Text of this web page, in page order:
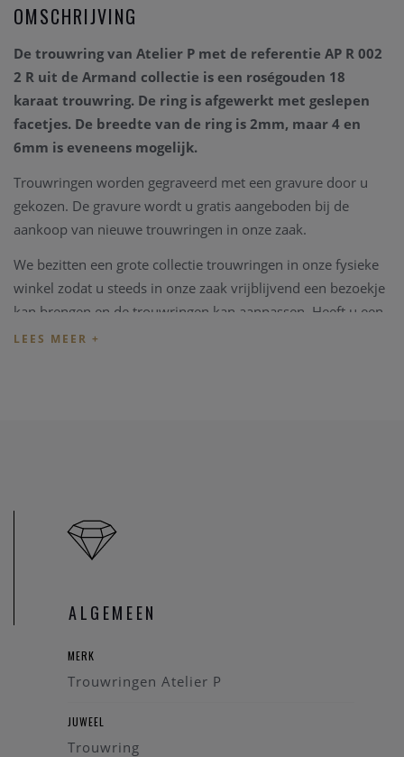
OMSCHRIJVING
De trouwring van Atelier P met de referentie AP R 002
2 R uit de Armand collectie is een roségouden 18
karaat trouwring. De ring is afgewerkt met geslepen
facetjes. De breedte van de ring is 2mm, maar 4 en
6mm is eveneens mogelijk.
Trouwringen worden gegraveerd met een gravure door u
gekozen. De gravure wordt u gratis aangeboden bij de
aankoop van nieuwe trouwringen in onze zaak.
We bezitten een grote collectie trouwringen in onze fysieke
winkel zodat u steeds in onze zaak vrijblijvend een bezoekje
kan brengen en de trouwringen kan aanpassen. Heeft u een
specifieke trouwring in gedachten kan u eerst
Online aankopen
en huidige dagprijs van de trouwringen, maat van de ring
kan eveneens rekenen op een cadeautje.
ALGEMEEN
MERK
Trouwringen Atelier P
JUWEEL
Trouwring